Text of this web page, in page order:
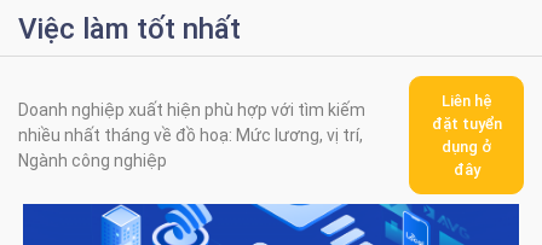
Việc làm tốt nhất
Doanh nghiệp xuất hiện phù hợp với tìm kiếm
nhiều nhất tháng về đồ hoạ: Mức lương, vị trí,
Ngành công nghiệp
Liên hệ
đặt tuyển
dụng ở
đây